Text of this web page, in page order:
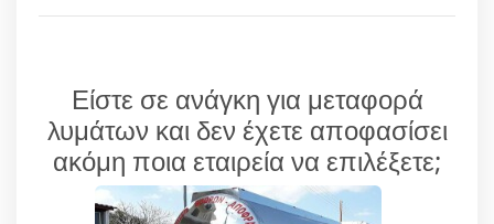
Είστε σε ανάγκη για μεταφορά
λυμάτων και δεν έχετε αποφασίσει
ακόμη ποια εταιρεία να επιλέξετε;